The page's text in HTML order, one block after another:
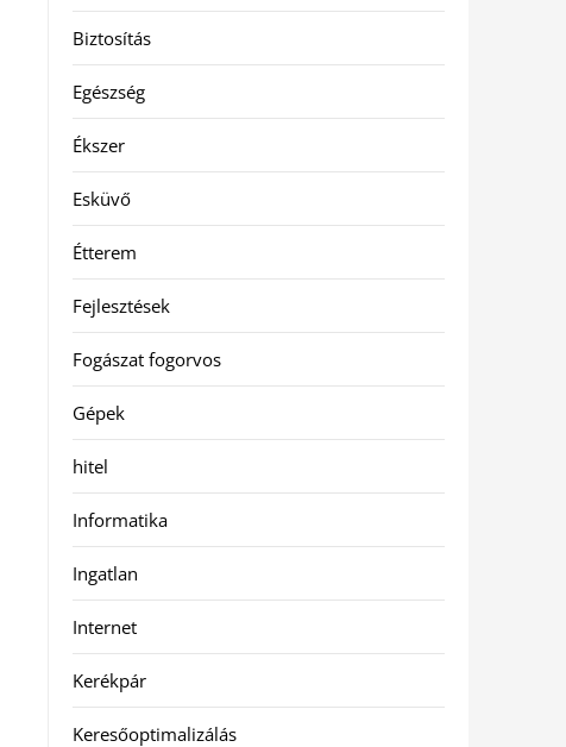
Biztosítás
Egészség
Ékszer
Esküvő
Étterem
Fejlesztések
Fogászat fogorvos
Gépek
hitel
Informatika
Ingatlan
Internet
Kerékpár
Keresőoptimalizálás